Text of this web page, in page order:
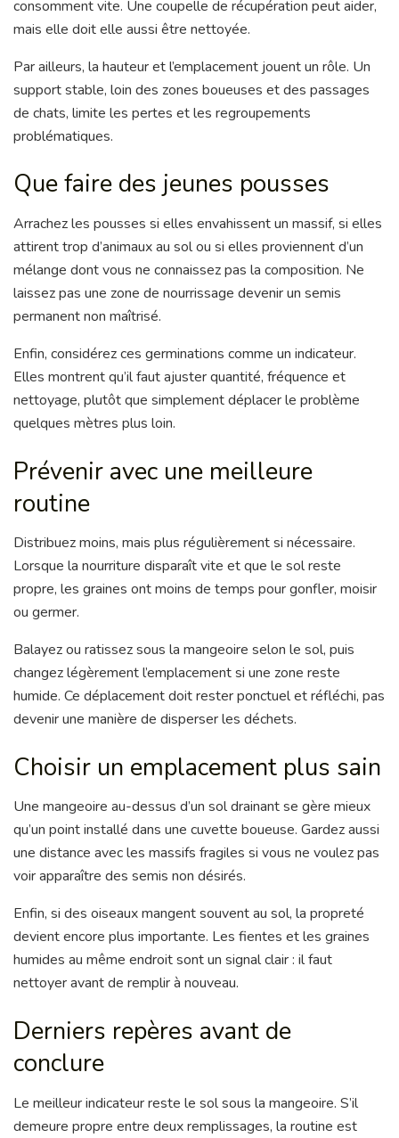
consomment vite. Une coupelle de récupération peut aider,
mais elle doit elle aussi être nettoyée.
Par ailleurs, la hauteur et l’emplacement jouent un rôle. Un
support stable, loin des zones boueuses et des passages
de chats, limite les pertes et les regroupements
problématiques.
Que faire des jeunes pousses
Arrachez les pousses si elles envahissent un massif, si elles
attirent trop d’animaux au sol ou si elles proviennent d’un
mélange dont vous ne connaissez pas la composition. Ne
laissez pas une zone de nourrissage devenir un semis
permanent non maîtrisé.
Enfin, considérez ces germinations comme un indicateur.
Elles montrent qu’il faut ajuster quantité, fréquence et
nettoyage, plutôt que simplement déplacer le problème
quelques mètres plus loin.
Prévenir avec une meilleure
routine
Distribuez moins, mais plus régulièrement si nécessaire.
Lorsque la nourriture disparaît vite et que le sol reste
propre, les graines ont moins de temps pour gonfler, moisir
ou germer.
Balayez ou ratissez sous la mangeoire selon le sol, puis
changez légèrement l’emplacement si une zone reste
humide. Ce déplacement doit rester ponctuel et réfléchi, pas
devenir une manière de disperser les déchets.
Choisir un emplacement plus sain
Une mangeoire au-dessus d’un sol drainant se gère mieux
qu’un point installé dans une cuvette boueuse. Gardez aussi
une distance avec les massifs fragiles si vous ne voulez pas
voir apparaître des semis non désirés.
Enfin, si des oiseaux mangent souvent au sol, la propreté
devient encore plus importante. Les fientes et les graines
humides au même endroit sont un signal clair : il faut
nettoyer avant de remplir à nouveau.
Derniers repères avant de
conclure
Le meilleur indicateur reste le sol sous la mangeoire. S’il
demeure propre entre deux remplissages, la routine est